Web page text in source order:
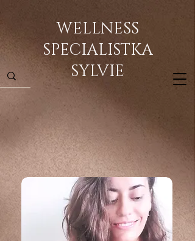
WELLNESS
SPECIALISTKA
SYLVIE